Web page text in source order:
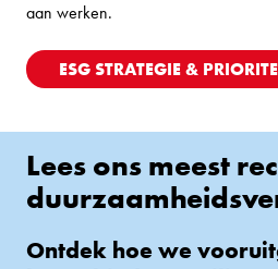
aan werken.
ESG STRATEGIE &
Lees ons meest
Ontdek hoe we